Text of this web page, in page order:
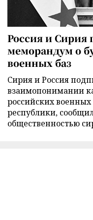
Россия и Сирия
меморандум о
военных баз
Сирия и Россия
взаимопонимании
российских
республики,
общественностью